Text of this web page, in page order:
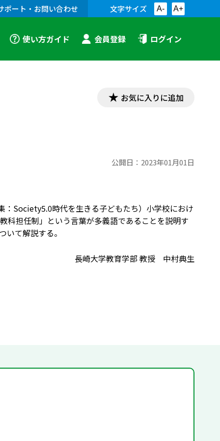
ポート・お問い合わせ 文字サイズ A- A+
使い方ガイド 会員登録 ログイン
お気に入りに追加
公開日： 2023年01月01日
Society5.0時代を生きる子どもたち）小学校におけ
科担任制」という言葉が多義語であることを説明す
て解説する。
長崎大学教育学部 教授 中村典生